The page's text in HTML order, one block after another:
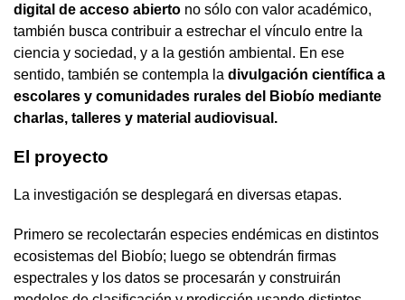
digital de acceso abierto no sólo con valor académico,
también busca contribuir a estrechar el vínculo entre la
ciencia y sociedad, y a la gestión ambiental. En ese
sentido, también se contempla la divulgación científica a
escolares y comunidades rurales del Biobío mediante
charlas, talleres y material audiovisual.
El proyecto
La investigación se desplegará en diversas etapas.
Primero se recolectarán especies endémicas en distintos
ecosistemas del Biobío; luego se obtendrán firmas
espectrales y los datos se procesarán y construirán